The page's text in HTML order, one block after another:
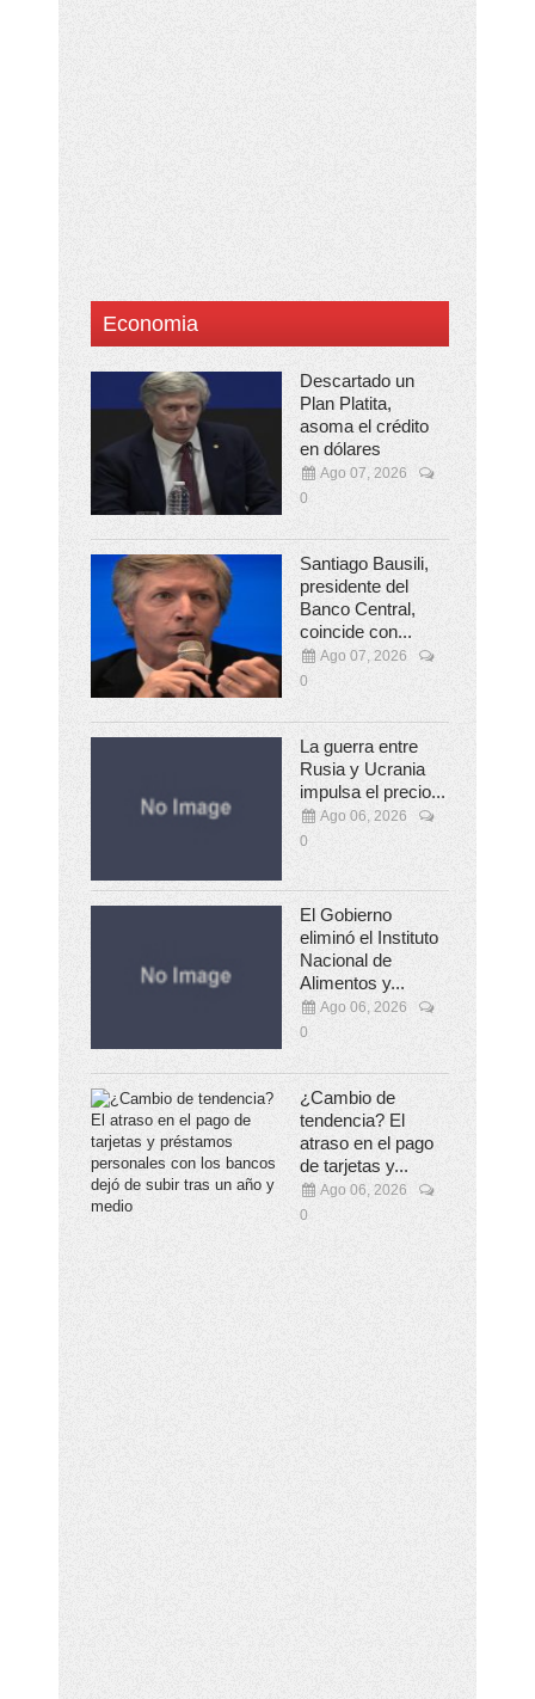
Economia
Descartado un
Plan Platita,
asoma el crédito
en dólares
Ago 07, 2026
0
Santiago Bausili,
presidente del
Banco Central,
coincide con...
Ago 07, 2026
0
La guerra entre
Rusia y Ucrania
impulsa el precio...
Ago 06, 2026
0
El Gobierno
eliminó el Instituto
Nacional de
Alimentos y...
Ago 06, 2026
0
¿Cambio de
tendencia? El
atraso en el pago
de tarjetas y...
Ago 06, 2026
0